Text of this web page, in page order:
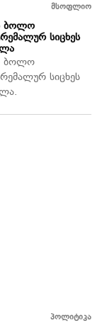
მსოფლიო
ბოლო
სიცხეს
ბოლო
სიცხეს
პოლიტიკა